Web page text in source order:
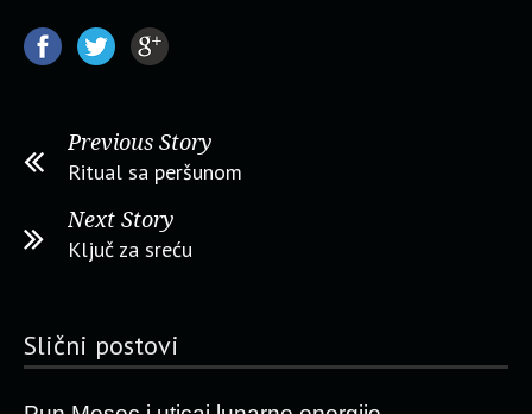
Previous Story
Ritual sa peršunom
Next Story
Ključ za sreću
Slični postovi